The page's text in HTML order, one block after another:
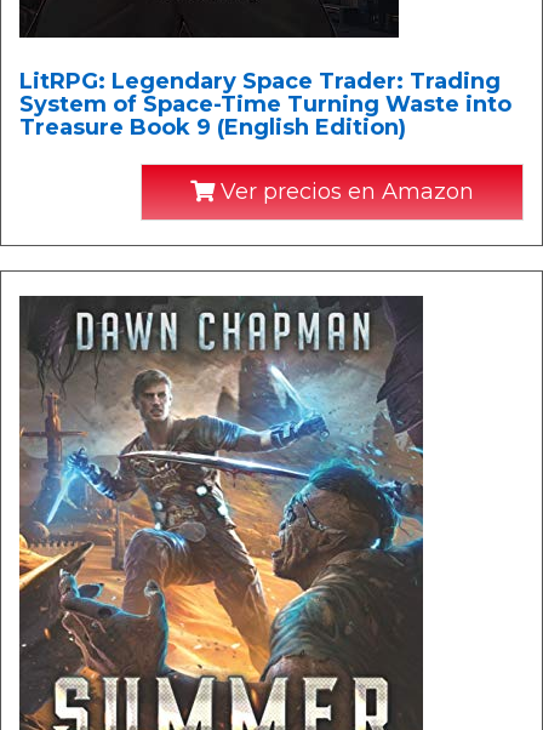
LitRPG: Legendary Space Trader: Trading
System of Space-Time Turning Waste into
Treasure Book 9 (English Edition)
Ver precios en Amazon